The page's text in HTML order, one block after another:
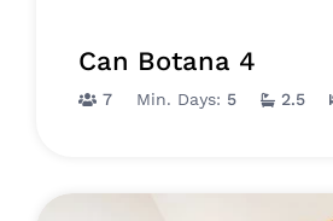
Can Botana 4
7 Min. Days: 5 2.5